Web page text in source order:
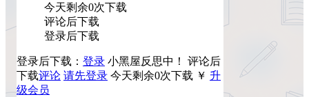
今天剩余0次下载
评论后下载
登录后下载
登录后下载： 登录 小黑屋反思中！ 评论后
下载评论 请先登录 今天剩余0次下载 ￥ 升
级会员